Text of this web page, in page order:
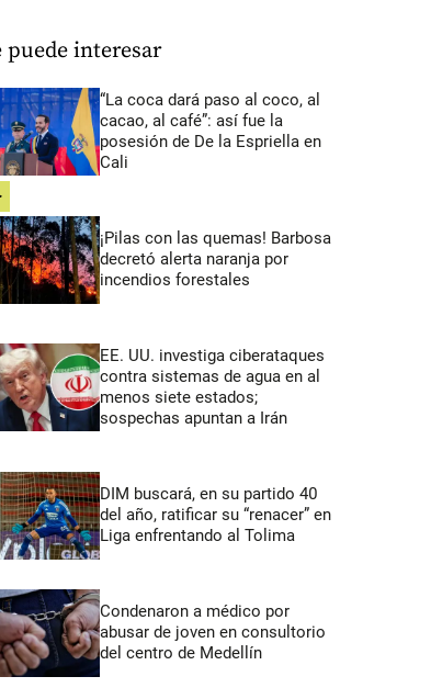
puede interesar
“La coca dará paso al coco, al
cacao, al café”: así fue la
posesión de De la Espriella en
Cali
¡Pilas con las quemas! Barbosa
decretó alerta naranja por
incendios forestales
EE. UU. investiga ciberataques
contra sistemas de agua en al
menos siete estados;
sospechas apuntan a Irán
DIM buscará, en su partido 40
del año, ratificar su “renacer” en
Liga enfrentando al Tolima
Condenaron a médico por
abusar de joven en consultorio
del centro de Medellín